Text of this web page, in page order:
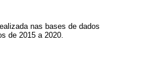
nas bases de dados
de 2015 a 2020.